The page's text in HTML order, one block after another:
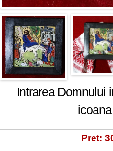
Intrarea Domnului
Pret: